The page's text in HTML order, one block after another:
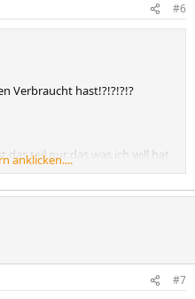
#6
Verbraucht hast!?!?!?!?
das teil nur das was ich will hat
3Tage zu Spät... Also auf
anklicken....
#7